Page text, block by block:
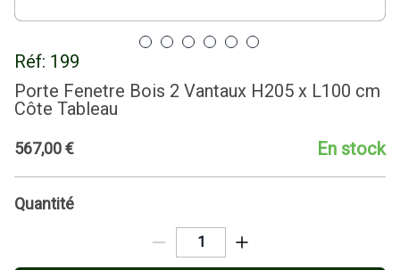
Réf: 199
Porte Fenetre Bois 2 Vantaux H205 x L100 cm
Côte Tableau
567,00€ En stock
Quantité